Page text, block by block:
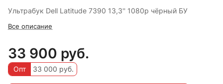
Ультрабук Dell Latitude 7390 13,3'' 1080p чёрный БУ
Все описание
33 900 руб.
Опт 33 000 руб.